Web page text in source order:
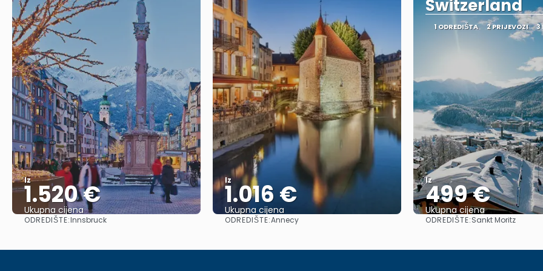
Iz
1.520 €
Ukupna cijena
Vidjeti
ODREDIŠTE:Innsbruck
Iz
1.016 €
Ukupna cijena
Vidjeti
ODREDIŠTE:Annecy
Switzerland
1 ODREDIŠTA 2 PRIJEVOZI 3
Iz
499 €
Ukupna cijena
Vidjeti
ODREDIŠTE:Sankt Moritz